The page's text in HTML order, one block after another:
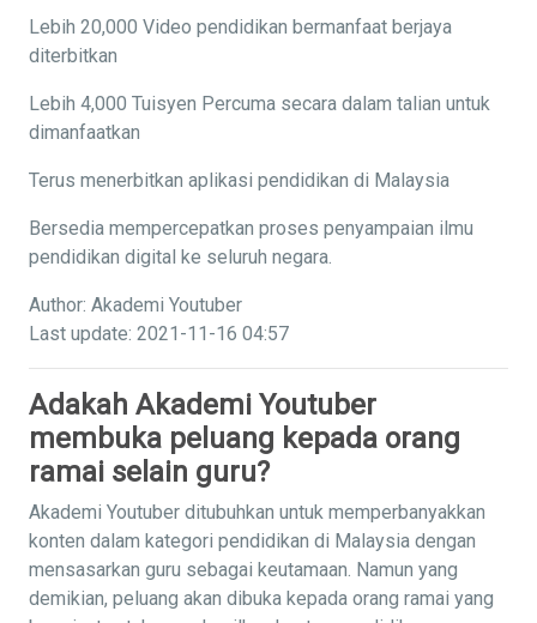
Lebih 20,000 Video pendidikan bermanfaat berjaya
diterbitkan
Lebih 4,000 Tuisyen Percuma secara dalam talian untuk
dimanfaatkan
Terus menerbitkan aplikasi pendidikan di Malaysia
Bersedia mempercepatkan proses penyampaian ilmu
pendidikan digital ke seluruh negara.
Author: Akademi Youtuber
Last update: 2021-11-16 04:57
Adakah Akademi Youtuber
membuka peluang kepada orang
ramai selain guru?
Akademi Youtuber ditubuhkan untuk memperbanyakkan
konten dalam kategori pendidikan di Malaysia dengan
mensasarkan guru sebagai keutamaan. Namun yang
demikian, peluang akan dibuka kepada orang ramai yang